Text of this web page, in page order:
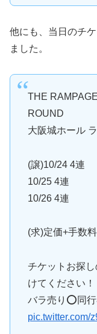
他にも、当日のチ
ました。
THE
ROUND
大阪城ホール
(譲)10/24 4連
10/25 4連
10/26 4連
(求)定価+手数料
チケットお探
けてください！
バラ売り⭕️同
pic.twitter.com/